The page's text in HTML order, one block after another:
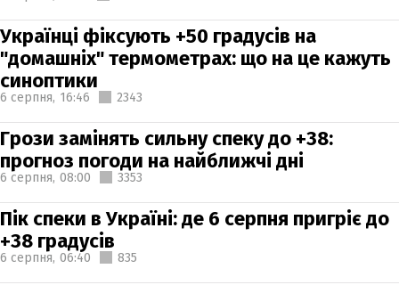
Українці фіксують +50 градусів на
"домашніх" термометрах: що на це кажуть
синоптики
6 серпня, 16:46 2343
Грози замінять сильну спеку до +38:
прогноз погоди на найближчі дні
6 серпня, 08:00 3353
Пік спеки в Україні: де 6 серпня пригріє до
+38 градусів
6 серпня, 06:40 835